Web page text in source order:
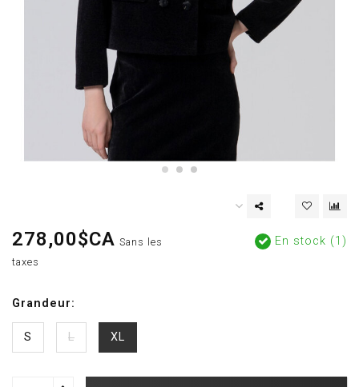
278,00$CA Sans les
taxes
En stock (1)
Grandeur:
S L XL